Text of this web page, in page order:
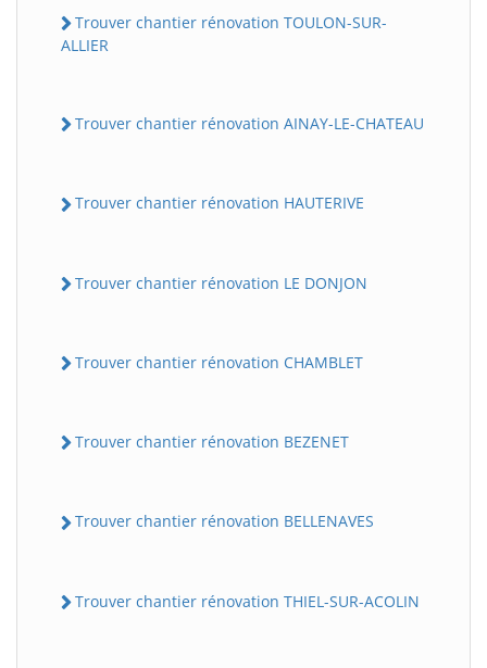
Trouver chantier rénovation TOULON-SUR-
ALLIER
Trouver chantier rénovation AINAY-LE-CHATEAU
Trouver chantier rénovation HAUTERIVE
Trouver chantier rénovation LE DONJON
Trouver chantier rénovation CHAMBLET
Trouver chantier rénovation BEZENET
Trouver chantier rénovation BELLENAVES
Trouver chantier rénovation THIEL-SUR-ACOLIN